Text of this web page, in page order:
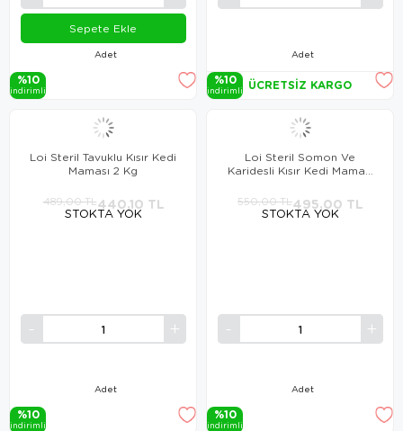
Adet
Sepete Ekle
%10
i̇ndi̇ri̇mli̇
Adet
%10
i̇ndi̇ri̇mli̇ ÜCRETSIZ KARGO
STOKTA YOK
Loi Steril Tavuklu Kısır Kedi
Maması 2 Kg
Adet
440,10 TL
489,00 TL
%10
i̇ndi̇ri̇mli̇
STOKTA YOK
Loi Steril Somon Ve
Karidesli Kısır Kedi Maması
Adet
495,00 TL
550,00 TL
%10
i̇ndi̇ri̇mli̇